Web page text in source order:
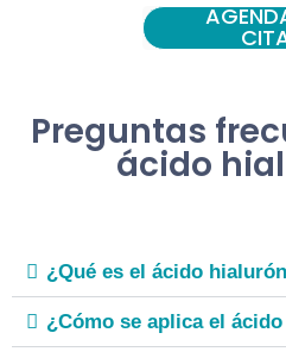
Preguntas
ácido
¿Qué es el ácido
¿Cómo se aplica el